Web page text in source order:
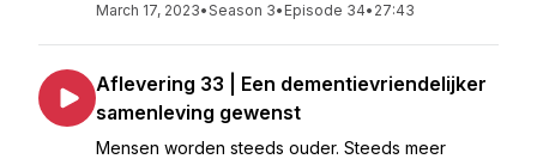
March 17, 2023•Season 3• Episode 34• 27:43
Aflevering 33 | Een dementievriendelijker
samenleving gewenst
Mensen worden steeds ouder. Steeds meer